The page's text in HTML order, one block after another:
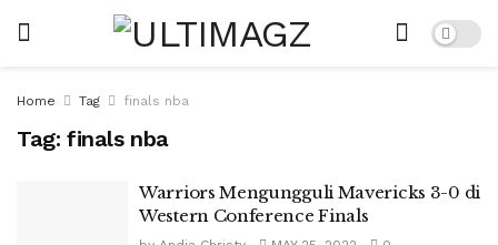
Home Tag finals nba
Tag: finals nba
Warriors Mengungguli Mavericks 3-0 di
Western Conference Finals